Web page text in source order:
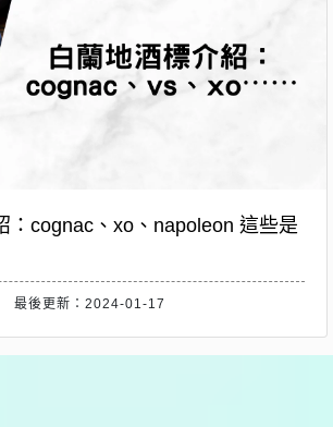
：cognac、xo、napoleon 這些是
最後更新：2024-01-17